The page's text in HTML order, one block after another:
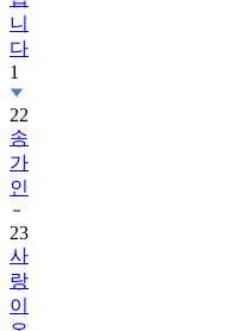
니
다
1
22
송
가
인
23
사
랑
이